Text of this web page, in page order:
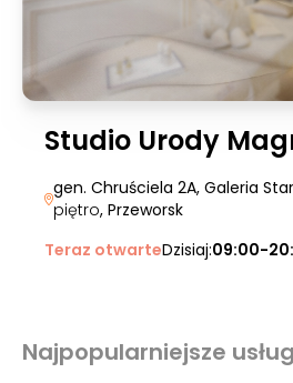
Studio Urody
gen. Chruściela 2A, Galeria
piętro, Przeworsk
Teraz otwarteDzisiaj:09:00-
Najpopularniejsze